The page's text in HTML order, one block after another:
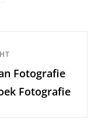
Fotografie
Fotografie